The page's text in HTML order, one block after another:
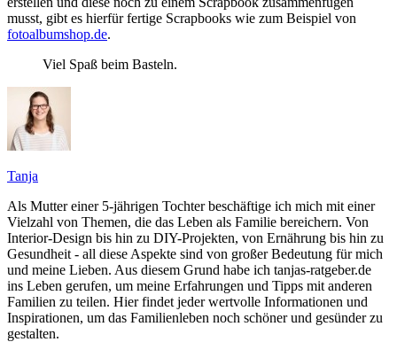
musst, gibt es hierfür fertige Scrapbooks wie zum Beispiel von
fotoalbumshop.de.
Viel Spaß beim Basteln.
Tanja
Als Mutter einer 5-jährigen Tochter beschäftige ich mich mit einer
Vielzahl von Themen, die das Leben als Familie bereichern. Von
Interior-Design bis hin zu DIY-Projekten, von Ernährung bis hin zu
Gesundheit - all diese Aspekte sind von großer Bedeutung für mich
und meine Lieben. Aus diesem Grund habe ich tanjas-ratgeber.de
ins Leben gerufen, um meine Erfahrungen und Tipps mit anderen
Familien zu teilen. Hier findet jeder wertvolle Informationen und
Inspirationen, um das Familienleben noch schöner und gesünder zu
gestalten.